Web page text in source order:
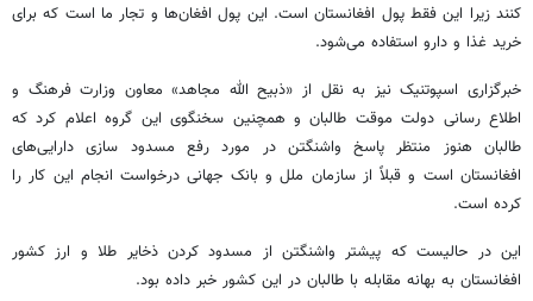
کنند زیرا این فقط پول افغانستان است. این پول افغان‌ها و تجار ما است که برای
خرید غذا و دارو استفاده می‌شود.
خبرگزاری اسپوتنیک نیز به نقل از «ذبیح الله مجاهد» معاون وزارت فرهنگ و
اطلاع رسانی دولت موقت طالبان و همچنین سخنگوی این گروه اعلام کرد که
طالبان هنوز منتظر پاسخ واشنگتن در مورد رفع مسدود سازی دارایی‌های
افغانستان است و قبلاً از سازمان ملل و بانک جهانی درخواست انجام این کار را
کرده است.
این در حالیست که پیشتر واشنگتن از مسدود کردن ذخایر طلا و ارز کشور
افغانستان به بهانه مقابله با طالبان در این کشور خبر داده بود.